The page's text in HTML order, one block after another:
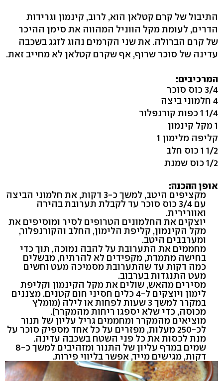
התיבול של קרם קטלאן הוא, לרוב, קינמון וגרידות
הדרים, לעומת מקל הווניל המהווה את סימן ההיכר
של קרם הברולה. את שני הקרמים נהוג לזגג בשכבה
עדינה של סוכר שרוף, אף שקרם קטלאן לא מחייב זאת.
המרכיבים:
3/4 כוס סוכר
4 חלמוני ביצה
1/4 1 כפות קורנפלור
1 מקל קינמון
קליפה מלימון 1
1/2 1 כוס חלב
1/2 כוס שמנת
אופן ההכנה:
מקציפים היטב, למשך כ-3 דקות, את חלמוני הביצה
עם 3/4 כוס סוכר עד לקבלת תערובת בהירה
ואוורירית.
יוצקים את החלמונים הטרופים לסיר ומוסיפים את
מקל הקינמון, קליפת הלימון, החלב והקורנפלור,
ומערבבים היטב.
מחממים את התערובת על להבה נמוכה, תוך כדי
בחישה מתמדת, מקפידים לא להרתיח, מבשלים
כמה דקות עד שהתערובת מסמיכה מעט וחשים
מעט התנגדות בערבוב.
מסירים מהאש, שולים את מקל הקינמון וקליפת
לימון ויוצקים ל-4 כלים חסיני חום קטנים. מצננים
במקרר למשך 3 שעות לפחות או לילה (מומלץ
מכוסה, כדי שלא יספגו ריחות מהמקרר).
מוציאים מהמקרר ומחממים גריל עליון של תנור
לכ-250 מעלות, מפזרים על כל אחד מספיק סוכר על
מנת לכסות את כל פני השטח בשכבה עדינה.
שמים במדף עליון של התנור ומזהיבים למשך כ-8
דקות, מגישים מייד, אפשר בליווי פירות.